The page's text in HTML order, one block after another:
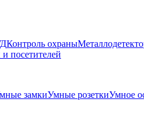
Контроль охраны
посетителей
замкиУмные розеткиУмное